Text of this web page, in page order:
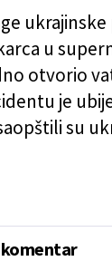
u
otvorio
je
su